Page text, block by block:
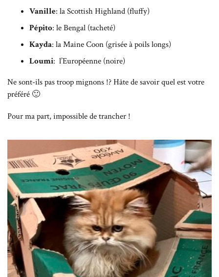
Vanille: la Scottish Highland (fluffy)
Pépito: le Bengal (tacheté)
Kayda: la Maine Coon (grisée à poils longs)
Loumi: l’Européenne (noire)
Ne sont-ils pas troop mignons !? Hâte de savoir quel est votre
préféré 🙂
Pour ma part, impossible de trancher !